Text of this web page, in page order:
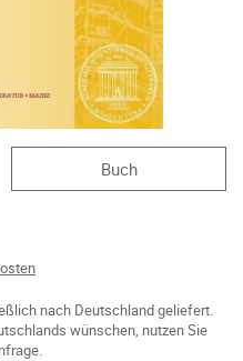
Buch
nach Deutschland geliefert.
wünschen, nutzen Sie